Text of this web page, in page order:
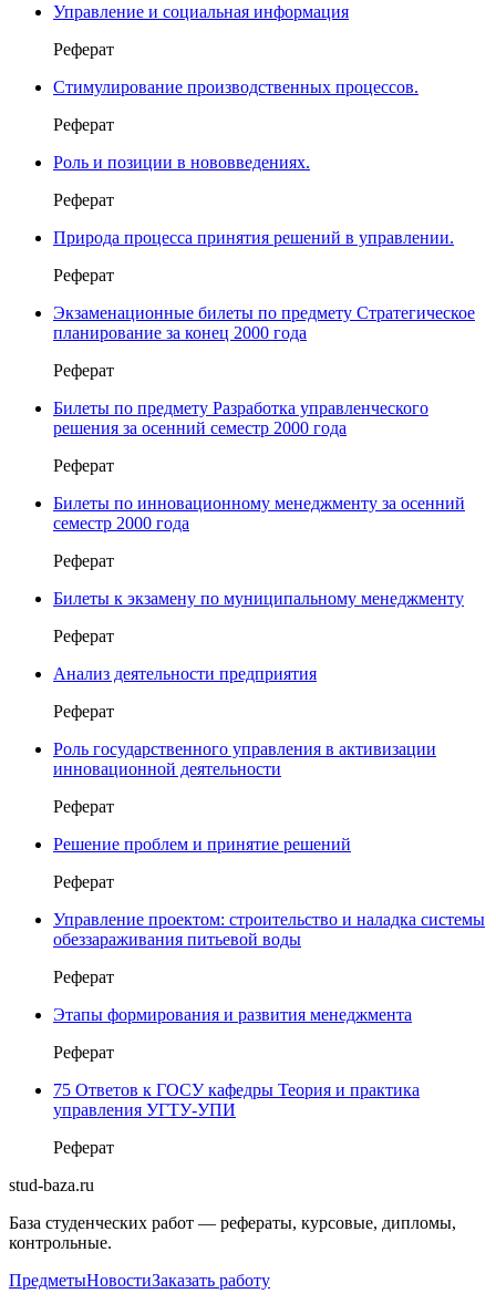
Управление и социальная информация
Реферат
Стимулирование производственных процессов.
Реферат
Роль и позиции в нововведениях.
Реферат
Природа процесса принятия решений в управлении.
Реферат
Экзаменационные билеты по предмету Стратегическое
планирование за конец 2000 года
Реферат
Билеты по предмету Разработка управленческого
решения за осенний семестр 2000 года
Реферат
Билеты по инновационному менеджменту за осенний
семестр 2000 года
Реферат
Билеты к экзамену по муниципальному менеджменту
Реферат
Анализ деятельности предприятия
Реферат
Роль государственного управления в активизации
инновационной деятельности
Реферат
Решение проблем и принятие решений
Реферат
Управление проектом: строительство и наладка системы
обеззараживания питьевой воды
Реферат
Этапы формирования и развития менеджмента
Реферат
75 Ответов к ГОСУ кафедры Теория и практика
управления УГТУ-УПИ
Реферат
stud-baza.ru
База студенческих работ — рефераты, курсовые, дипломы,
контрольные.
ПредметыНовостиЗаказать работу